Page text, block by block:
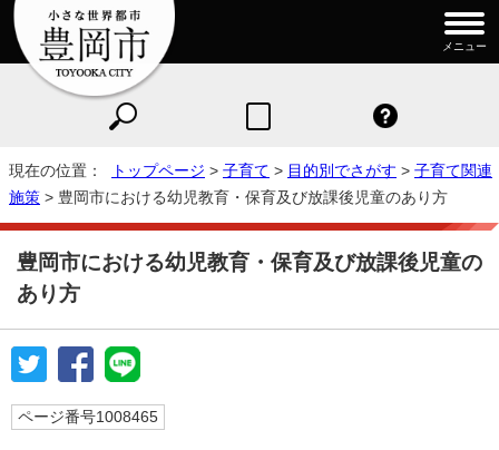
メニュー
現在の位置： トップページ > 子育て > 目的別でさがす > 子育て関連
施策 > 豊岡市における幼児教育・保育及び放課後児童のあり方
豊岡市における幼児教育・保育及び放課後児童の
あり方
ページ番号1008465